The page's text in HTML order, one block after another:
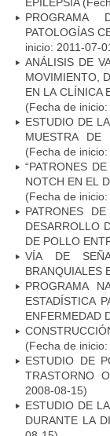
PROGRAMA
PATOLOGÍAS
inicio: 2011-07-
ANÁLISIS DE
MOVIMIENTO,
EN LA CLÍNICA
(Fecha de
ESTUDIO DE
MUESTRA DE
(Fecha de
“PATRONES
NOTCH EN EL
(Fecha de
PATRONES
DESARROLLO
DE POLLO
VÍA DE
BRANQUIALES
PROGRAMA
ESTADÍSTICA
ENFERMEDAD
(Fecha de
ESTUDIO DE
TRASTORNO
2008-08-15)
ESTUDIO DE
DURANTE LA